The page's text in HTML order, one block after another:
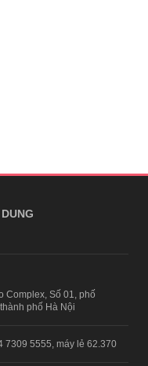
Complex, Số 01, phố
phố Hà Nội
7309 5555, máy lẻ 62.370